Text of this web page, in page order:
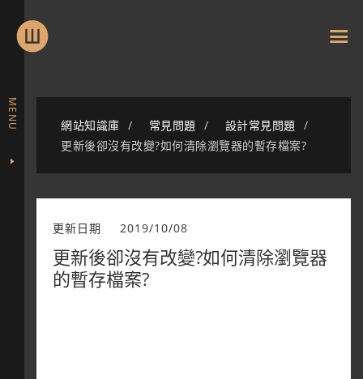
網站知識庫 常見問題
設計常見問題
更新後卻沒有改變?如何清除瀏覽器的暫存檔案?
MENU
更新日期 2019/10/08
更新後卻沒有改變?如何清除瀏覽器
的暫存檔案?